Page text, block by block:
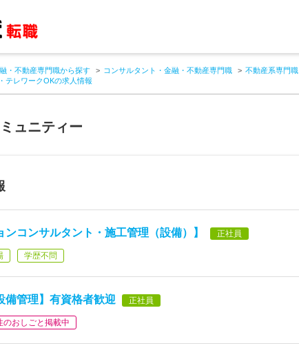
・不動産専門職から探す コンサルタント・金融・不動産専門職 不動産系専門職
テレワークOKの求人情報
ュニティー
ンコンサルタント・施工管理（設備）】 正社員
学歴不問
備管理】有資格者歓迎 正社員
のおしごと掲載中